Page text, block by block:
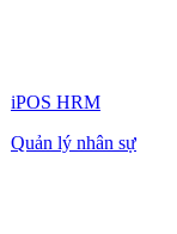
iPOS HRM
Quản lý nhân sự